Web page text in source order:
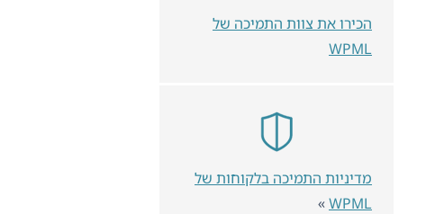
הכירו את צוות התמיכה של
WPML
מדיניות התמיכה בלקוחות של
WPML
»